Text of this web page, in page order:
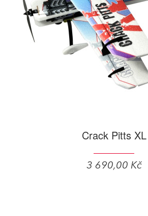
Crack Pitts XL
3 690,00 Kč